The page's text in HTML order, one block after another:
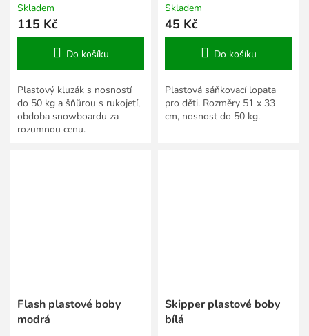
Skladem
115 Kč
Do košíku
Plastový kluzák s nosností
do 50 kg a šňůrou s rukojetí,
obdoba snowboardu za
rozumnou cenu.
Skladem
45 Kč
Do košíku
Plastová sáňkovací lopata
pro děti. Rozměry 51 x 33
cm, nosnost do 50 kg.
Flash plastové boby
modrá
Skipper plastové boby
bílá